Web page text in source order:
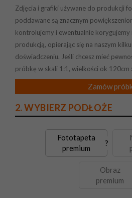
Zdjęcia i grafiki używane do produkcji
poddawane są znacznym
kontrolujemy i ewentualnie korygujemy
produkcją, opierając się na naszym
doświadczeniu. Jeśli chcesz mieć
próbkę w skali 1:1, wielkości ok 120cm
Zamów
2. WYBIERZ PODŁOŻE
Fototapeta
premium
?
Obraz
premium